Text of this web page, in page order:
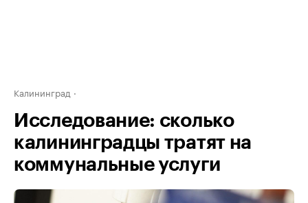
Калининград
Исследование: сколько
калининградцы тратят на
коммунальные услуги